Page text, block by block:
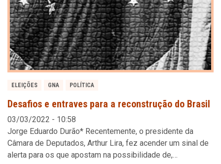
ELEIÇÕES GNA POLÍTICA
Desafios e entraves para a reconstrução do Brasil
03/03/2022 - 10:58
Jorge Eduardo Durão* Recentemente, o presidente da
Câmara de Deputados, Arthur Lira, fez acender um sinal de
alerta para os que apostam na possibilidade de,…